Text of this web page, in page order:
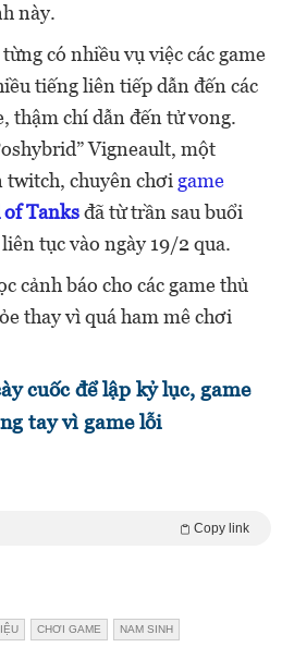
này.
có nhiều vụ việc các game
tiếng liên tiếp dẫn đến các
thậm chí dẫn đến tử vong.
Vigneault, một
chuyên chơi game
Tanksđã từ trần sau buổi
tục vào ngày 19/2 qua.
cảnh báo cho các game thủ
thay vì quá ham mê chơi
cuốc để lập kỷ lục, game
tay vì game lỗi
Copy link
CHƠI GAME NAM SINH